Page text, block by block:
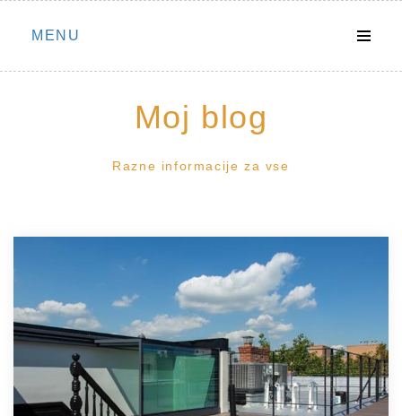
Skip
MENU
Moj blog
Razne informacije za vse